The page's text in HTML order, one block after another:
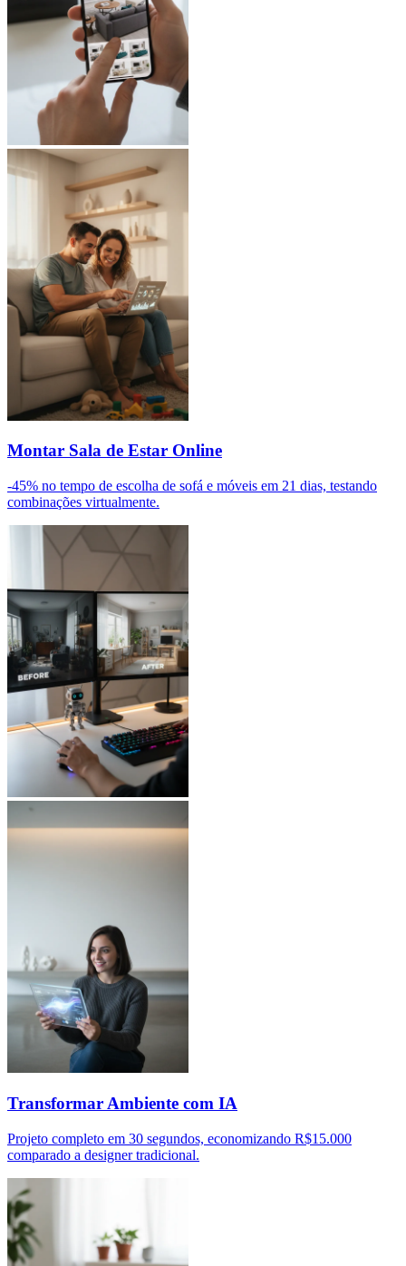
Montar Sala de Estar Online
-45% no tempo de escolha de sofá e móveis em 21 dias, testando
combinações virtualmente.
Transformar Ambiente com IA
Projeto completo em 30 segundos, economizando R$15.000
comparado a designer tradicional.